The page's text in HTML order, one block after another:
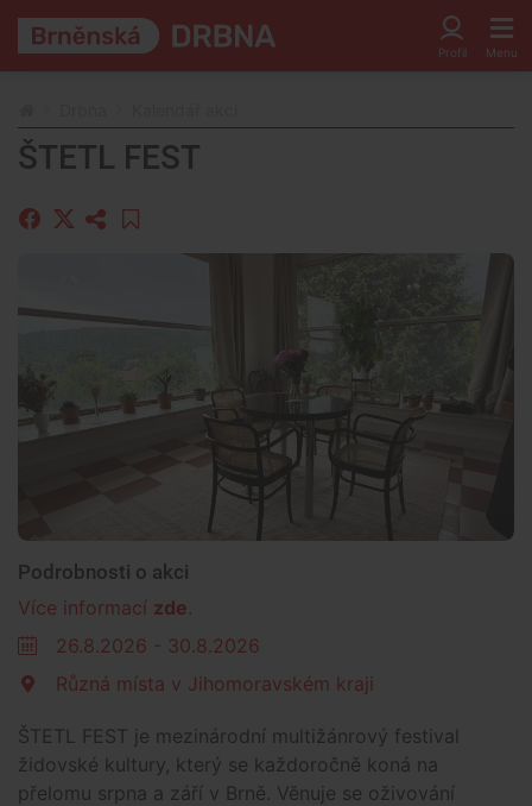
ŠTETL FEST
Podrobnosti o akci
Více informací zde.
26.8.2026 - 30.8.2026
Různá místa v Jihomoravském kraji
ŠTETL FEST je mezinárodní multižánrový festival
židovské kultury, který se každoročně koná na
přelomu srpna a září v Brně. Věnuje se oživování